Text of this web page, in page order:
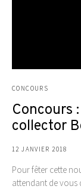
CONCOURS
Concours
collector
12 JANVIER 2018
Pour fêter cette
attendant de vous